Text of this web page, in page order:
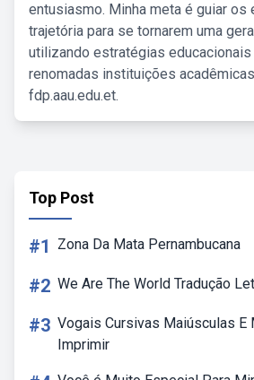
entusiasmo. Minha meta é guiar os
trajetória para se tornarem uma
utilizando estratégias
renomadas instituições
fdp.aau.edu.et.
Top Post
#1 Zona Da Mata Pernambucana
#2 We Are The World Tradução
#3 Vogais Cursivas Maiúsculas E
Imprimir